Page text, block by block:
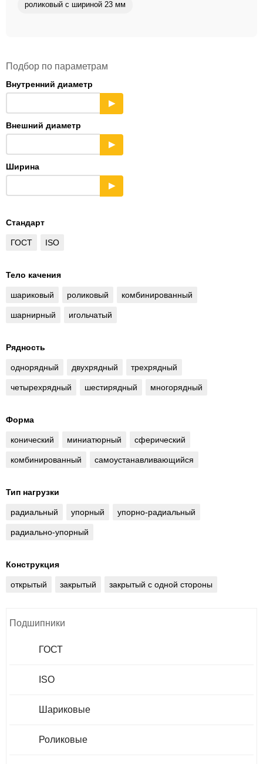
роликовый с шириной 23 мм
Подбор по параметрам
Внутренний диаметр
▶
Внешний диаметр
▶
Ширина
▶
Стандарт
ГОСТ ISO
Тело качения
шариковый роликовый комбинированный
шарнирный игольчатый
Рядность
однорядный двухрядный трехрядный
четырехрядный шестирядный многорядный
Форма
конический миниатюрный сферический
комбинированный самоустанавливающийся
Тип нагрузки
радиальный упорный упорно-радиальный
радиально-упорный
Конструкция
открытый закрытый закрытый с одной стороны
Подшипники
ГОСТ
ISO
Шариковые
Роликовые